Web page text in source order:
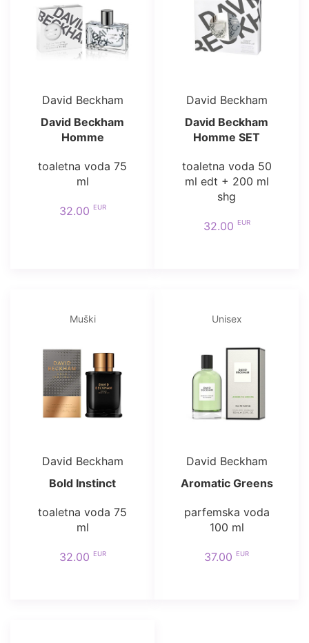
David Beckham
David Beckham
Homme
toaletna voda 75
ml
32.00 EUR
David Beckham
David Beckham
Homme SET
toaletna voda 50
ml edt + 200 ml
shg
32.00 EUR
Muški
David Beckham
Bold Instinct
toaletna voda 75
ml
32.00 EUR
Unisex
David Beckham
Aromatic Greens
parfemska voda
100 ml
37.00 EUR